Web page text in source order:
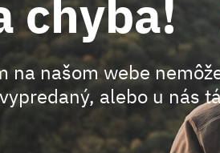
chyba!
na našom webe
alebo u nás